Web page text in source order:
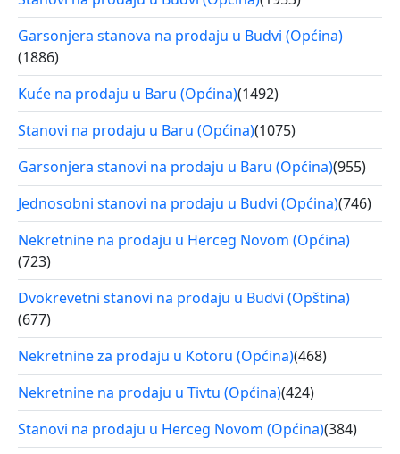
Garsonjera stanova na prodaju u Budvi (Općina)
(1886)
Kuće na prodaju u Baru (Općina)(1492)
Stanovi na prodaju u Baru (Općina)(1075)
Garsonjera stanovi na prodaju u Baru (Općina)(955)
Jednosobni stanovi na prodaju u Budvi (Općina)(746)
Nekretnine na prodaju u Herceg Novom (Općina)
(723)
Dvokrevetni stanovi na prodaju u Budvi (Opština)
(677)
Nekretnine za prodaju u Kotoru (Općina)(468)
Nekretnine na prodaju u Tivtu (Općina)(424)
Stanovi na prodaju u Herceg Novom (Općina)(384)